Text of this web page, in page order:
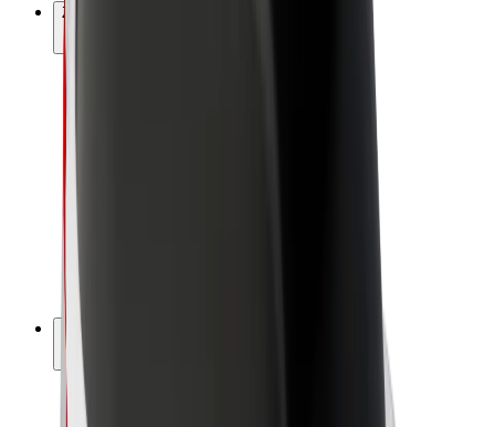
Zarábajte s Boltom
Spoločnosť